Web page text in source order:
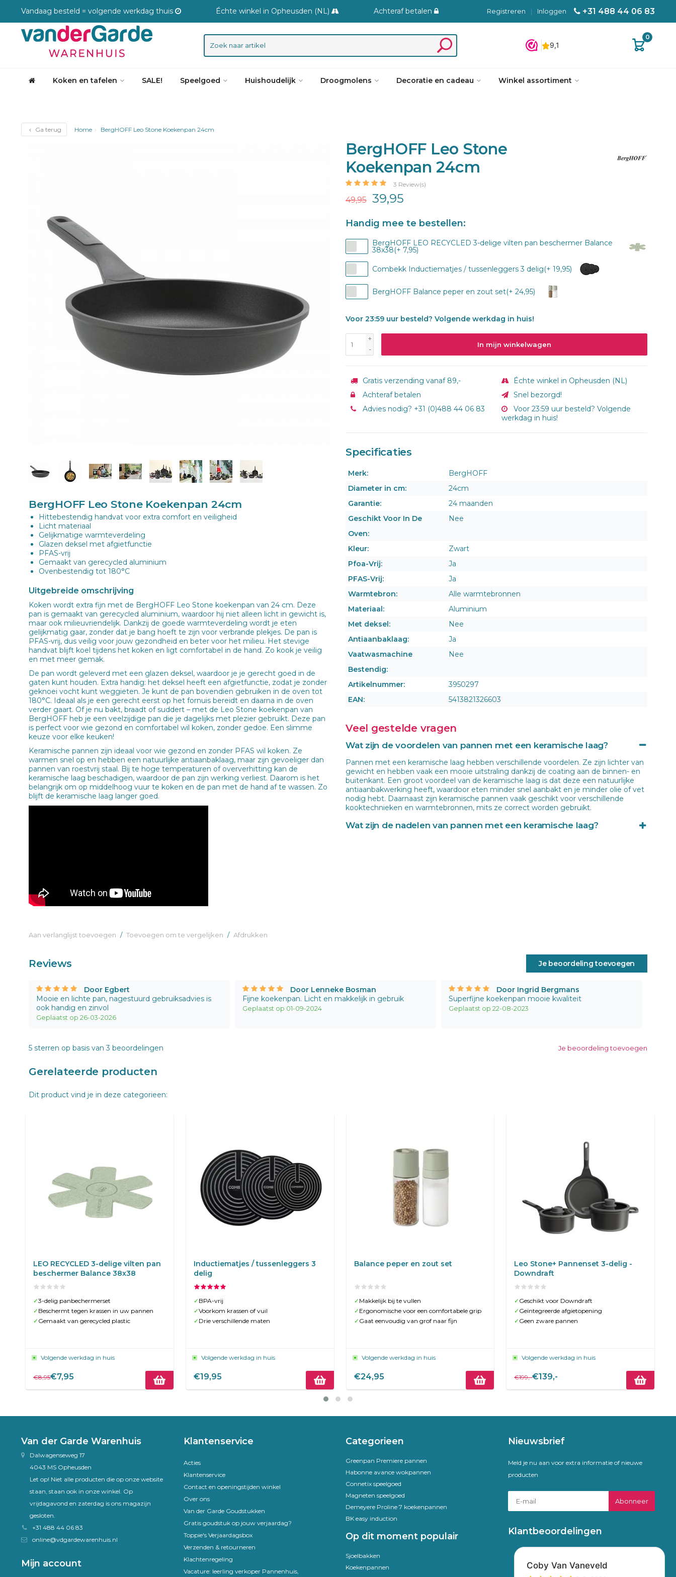
Vandaag besteld = volgende werkdag thuis Échte winkel in Opheusden (NL) Achteraf betalen +31 488 44 06 83
Inloggen
|
Registreren
0
Koken en tafelen SALE! Speelgoed Huishoudelijk Droogmolens Decoratie en cadeau Winkel assortiment
Ga terug Home BergHOFF Leo Stone Koekenpan 24cm
BergHOFF Leo Stone Koekenpan 24cm
Hittebestendig handvat voor extra comfort en veiligheid
Licht materiaal
Gelijkmatige warmteverdeling
Glazen deksel met afgietfunctie
PFAS-vrij
Gemaakt van gerecycled aluminium
Ovenbestendig tot 180°C
Uitgebreide omschrijving
Koken wordt extra fijn met de BergHOFF Leo Stone koekenpan van 24 cm. Deze
pan is gemaakt van gerecycled aluminium, waardoor hij niet alleen licht in gewicht is,
maar ook milieuvriendelijk. Dankzij de goede warmteverdeling wordt je eten
gelijkmatig gaar, zonder dat je bang hoeft te zijn voor verbrande plekjes. De pan is
PFAS-vrij, dus veilig voor jouw gezondheid en beter voor het milieu. Het stevige
handvat blijft koel tijdens het koken en ligt comfortabel in de hand. Zo kook je veilig
en met meer gemak.
De pan wordt geleverd met een glazen deksel, waardoor je je gerecht goed in de
gaten kunt houden. Extra handig: het deksel heeft een afgietfunctie, zodat je zonder
geknoei vocht kunt weggieten. Je kunt de pan bovendien gebruiken in de oven tot
180°C. Ideaal als je een gerecht eerst op het fornuis bereidt en daarna in de oven
verder gaart. Of je nu bakt, braadt of suddert – met de Leo Stone koekenpan van
BergHOFF heb je een veelzijdige pan die je dagelijks met plezier gebruikt. Deze pan
is perfect voor wie gezond en comfortabel wil koken, zonder gedoe. Een slimme
keuze voor elke keuken!
Keramische pannen zijn ideaal voor wie gezond en zonder PFAS wil koken. Ze
warmen snel op en hebben een natuurlijke antiaanbaklaag, maar zijn gevoeliger dan
pannen van roestvrij staal. Bij te hoge temperaturen of oververhitting kan de
keramische laag beschadigen, waardoor de pan zijn werking verliest. Daarom is het
belangrijk om op middelhoog vuur te koken en de pan met de hand af te wassen. Zo
blijft de keramische laag langer goed.
Aan verlanglijst toevoegen / Toevoegen om te vergelijken / Afdrukken
BergHOFF Leo Stone
Koekenpan 24cm
3 Review(s)
49,95 39,95
Handig mee te bestellen:
BergHOFF LEO RECYCLED 3-delige vilten pan beschermer Balance
38x38(+ 7,95)
Combekk Inductiematjes / tussenleggers 3 delig(+ 19,95)
BergHOFF Balance peper en zout set(+ 24,95)
Voor 23:59 uur besteld? Volgende werkdag in huis!
+
-
In mijn winkelwagen
Gratis verzending vanaf 89,-
Échte winkel in Opheusden (NL)
Achteraf betalen
Snel bezorgd!
Advies nodig? +31 (0)488 44 06 83
Voor 23:59 uur besteld? Volgende
werkdag in huis!
Specificaties
Merk:
BergHOFF
Diameter in cm:
24cm
Garantie:
24 maanden
Geschikt Voor In De
Oven:
Nee
Kleur:
Zwart
Pfoa-Vrij:
Ja
PFAS-Vrij:
Ja
Warmtebron:
Alle warmtebronnen
Materiaal:
Aluminium
Met deksel:
Nee
Antiaanbaklaag:
Ja
Vaatwasmachine
Bestendig:
Nee
Artikelnummer:
3950297
EAN:
5413821326603
Veel gestelde vragen
Wat zijn de voordelen van pannen met een keramische laag?
Pannen met een keramische laag hebben verschillende voordelen. Ze zijn lichter van
gewicht en hebben vaak een mooie uitstraling dankzij de coating aan de binnen- en
buitenkant. Een groot voordeel van de keramische laag is dat deze een natuurlijke
antiaanbakwerking heeft, waardoor eten minder snel aanbakt en je minder olie of vet
nodig hebt. Daarnaast zijn keramische pannen vaak geschikt voor verschillende
kooktechnieken en warmtebronnen, mits ze correct worden gebruikt.
Wat zijn de nadelen van pannen met een keramische laag?
Reviews Je beoordeling toevoegen
Door Egbert
Mooie en lichte pan, nagestuurd gebruiksadvies is
ook handig en zinvol
Geplaatst op 26-03-2026
Door Lenneke Bosman
Fijne koekenpan. Licht en makkelijk in gebruik
Geplaatst op 01-09-2024
Door Ingrid Bergmans
Superfijne koekenpan mooie kwaliteit
Geplaatst op 22-08-2023
Je beoordeling toevoegen
5 sterren op basis van3 beoordelingen
Gerelateerde producten
Dit product vind je in deze categorieen:
LEO RECYCLED 3-delige vilten pan
beschermer Balance 38x38
✓3-delig panbechermerset
✓ Beschermt tegen krassen in uw pannen
✓ Gemaakt van gerecycled plastic
Volgende werkdag in huis
€8,95€7,95
Inductiematjes / tussenleggers 3
delig
✓ BPA-vrij
✓Voorkom krassen of vuil
✓ Drie verschillende maten
Volgende werkdag in huis
€19,95
Balance peper en zout set
✓ Makkelijk bij te vullen
✓ Ergonomische voor een comfortabele grip
✓ Gaat eenvoudig van grof naar fijn
Volgende werkdag in huis
€24,95
Leo Stone+ Pannenset 3-delig -
Downdraft
✓ Geschikt voor Downdraft
✓ Geïntegreerde afgietopening
✓ Geen zware pannen
Volgende werkdag in huis
€199,-€139,-
Van der Garde Warenhuis
Dalwagenseweg 17
4043 MS Opheusden
Let op! Niet alle producten die op onze website
staan, staan ook in onze winkel. Op
vrijdagavond en zaterdag is ons magazijn
gesloten.
+31 488 44 06 83
online@vdgardewarenhuis.nl
Mijn account
Klantenservice
Acties
Klantenservice
Contact en openingstijden winkel
Over ons
Van der Garde Goudstukken
Gratis goudstuk op jouw verjaardag?
Toppie's Verjaardagsbox
Verzenden & retourneren
Klachtenregeling
Vacature: leerling verkoper Pannenhuis,
Categorieen
Greenpan Premiere pannen
Habonne avance wokpannen
Connetix speelgoed
Magneten speelgoed
Demeyere Proline 7 koekenpannen
BK easy induction
Op dit moment populair
Sjoelbakken
Koekenpannen
Nieuwsbrief
Meld je nu aan voor extra informatie of nieuwe
producten
Abonneer
Klantbeoordelingen